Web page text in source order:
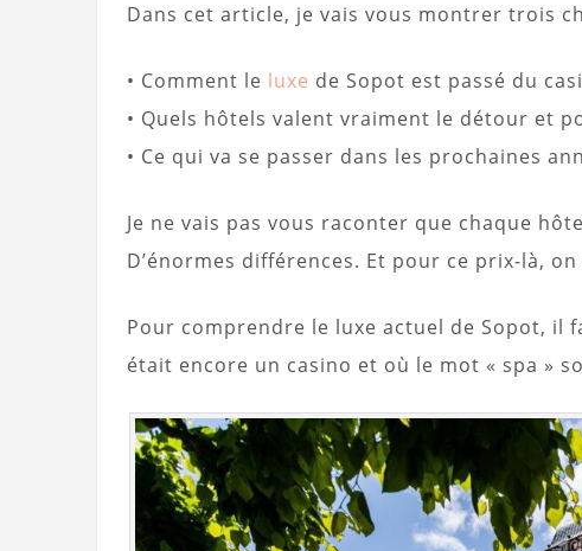
Dans cet article, je vais vous montrer trois
• Comment le luxe de Sopot est passé du
• Quels hôtels valent vraiment le détour et
• Ce qui va se passer dans les prochaines
Je ne vais pas vous raconter que chaque
D’énormes différences. Et pour ce prix-là,
Pour comprendre le luxe actuel de Sopot, il
était encore un casino et où le mot « spa »